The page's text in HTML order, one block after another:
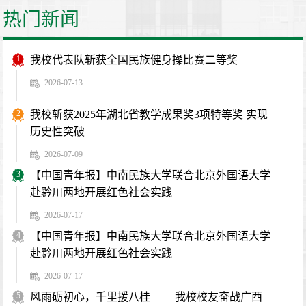
热门新闻
1 我校代表队斩获全国民族健身操比赛二等奖
2026-07-13
2
我校斩获2025年湖北省教学成果奖3项特等奖 实现
历史性突破
2026-07-09
3
【中国青年报】中南民族大学联合北京外国语大学
赴黔川两地开展红色社会实践
2026-07-17
4
【中国青年报】中南民族大学联合北京外国语大学
赴黔川两地开展红色社会实践
2026-07-17
5 风雨砺初心，千里援八桂 ——我校校友奋战广西